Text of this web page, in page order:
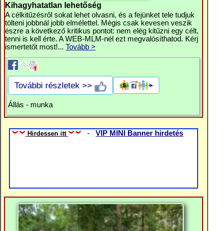
Kihagyhatatlan lehetőség
A célkitűzésről sokat lehet olvasni, és a fejünket tele tudjuk
tölteni jobbnál jobb elmélettel. Mégis csak kevesen veszik
észre a következő kritikus pontot: nem elég kitűzni egy célt,
tenni is kell érte. A WEB-MLM-nél ezt megvalósíthatod. Kérj
ismertetőt most!... Tovább >
További részletek >>
Állás - munka
Hirdessen itt -VIP MINI Banner hirdetés